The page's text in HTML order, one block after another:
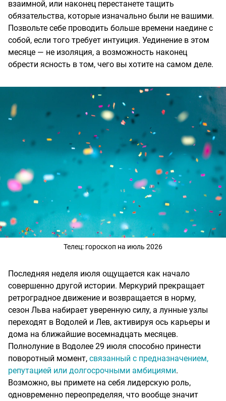
взаимной, или наконец перестанете тащить
обязательства, которые изначально были не вашими.
Позвольте себе проводить больше времени наедине с
собой, если того требует интуиция. Уединение в этом
месяце — не изоляция, а возможность наконец
обрести ясность в том, чего вы хотите на самом деле.
Телец: гороскоп на июль 2026
Последняя неделя июля ощущается как начало
совершенно другой истории. Меркурий прекращает
ретроградное движение и возвращается в норму,
сезон Льва набирает уверенную силу, а лунные узлы
переходят в Водолей и Лев, активируя ось карьеры и
дома на ближайшие восемнадцать месяцев.
Полнолуние в Водолее 29 июля способно принести
поворотный момент, связанный с предназначением,
репутацией или долгосрочными амбициями.
Возможно, вы примете на себя лидерскую роль,
одновременно переопределяя, что вообще значит